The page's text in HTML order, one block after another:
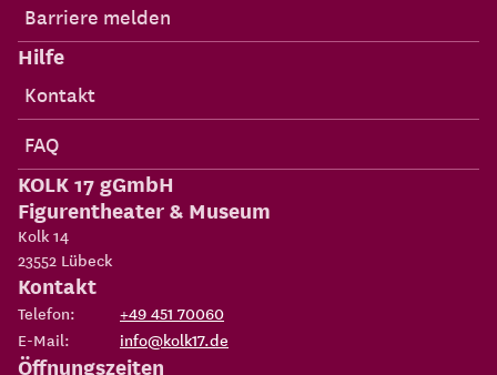
Barriere melden
Hilfe
Kontakt
FAQ
KOLK 17 gGmbH
Figurentheater & Museum
Kolk 14
23552 Lübeck
Kontakt
Telefon:
+49 451 70060
E-Mail:
info@kolk17.de
Öffnungszeiten